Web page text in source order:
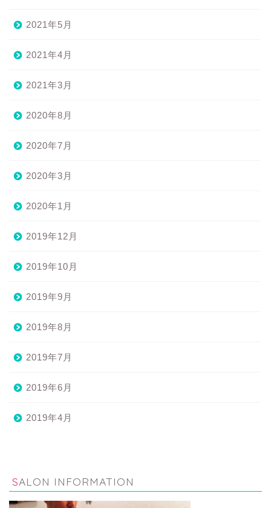
2021年5月
2021年4月
2021年3月
2020年8月
2020年7月
2020年3月
2020年1月
2019年12月
2019年10月
2019年9月
2019年8月
2019年7月
2019年6月
2019年4月
SALON INFORMATION